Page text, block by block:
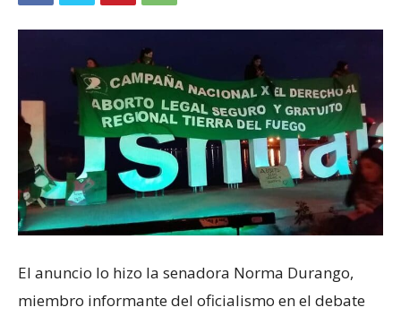
El anuncio lo hizo la senadora Norma Durango,
miembro informante del oficialismo en el debate